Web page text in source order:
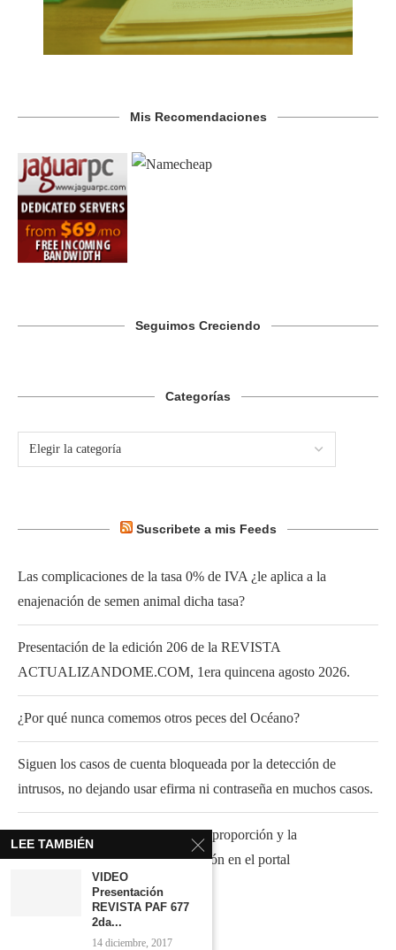
Mis Recomendaciones
Seguimos Creciendo
Categorías
Suscribete a mis Feeds
Las complicaciones de la tasa 0% de IVA ¿le aplica a la
enajenación de semen animal dicha tasa?
Presentación de la edición 206 de la REVISTA
ACTUALIZANDOME.COM, 1era quincena agosto 2026.
¿Por qué nunca comemos otros peces del Océano?
Siguen los casos de cuenta bloqueada por la detección de
intrusos, no dejando usar efirma ni contraseña en muchos casos.
El caso del IVA acreditable ante la proporción y la
“simplificación” para su presentación en el portal
LEE TAMBIÉN
VIDEO
Presentación
REVISTA PAF 677
2da...
14 diciembre, 2017